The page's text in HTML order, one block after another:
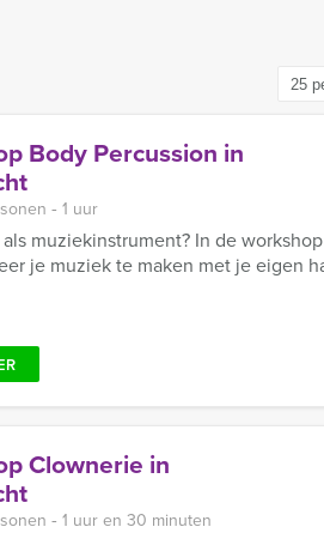
Body Percussion in
‐ 1 uur
muziekinstrument? In de
je muziek te maken met je eigen
Clownerie in
‐ 1 uur en 30 minuten